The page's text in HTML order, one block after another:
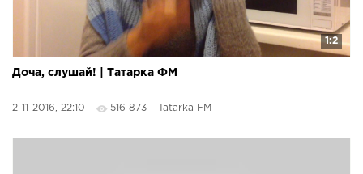
1:2
Доча, слушай! | Татарка ФМ
2-11-2016, 22:10 516 873 Tatarka FM